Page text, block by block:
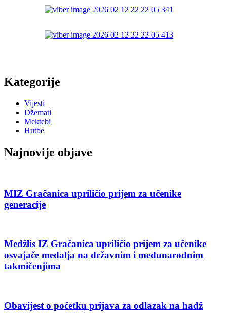
Kategorije
Vijesti
Džemati
Mektebi
Hutbe
Najnovije objave
MIZ Gračanica upriličio prijem za učenike
generacije
Medžlis IZ Gračanica upriličio prijem za učenike
osvajače medalja na državnim i međunarodnim
takmičenjima
Obavijest o početku prijava za odlazak na hadž